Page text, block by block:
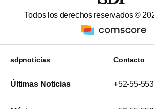
Todos los derechos reservados ©
sdpnoticias
Últimas Noticias
Contacto
+52-55-